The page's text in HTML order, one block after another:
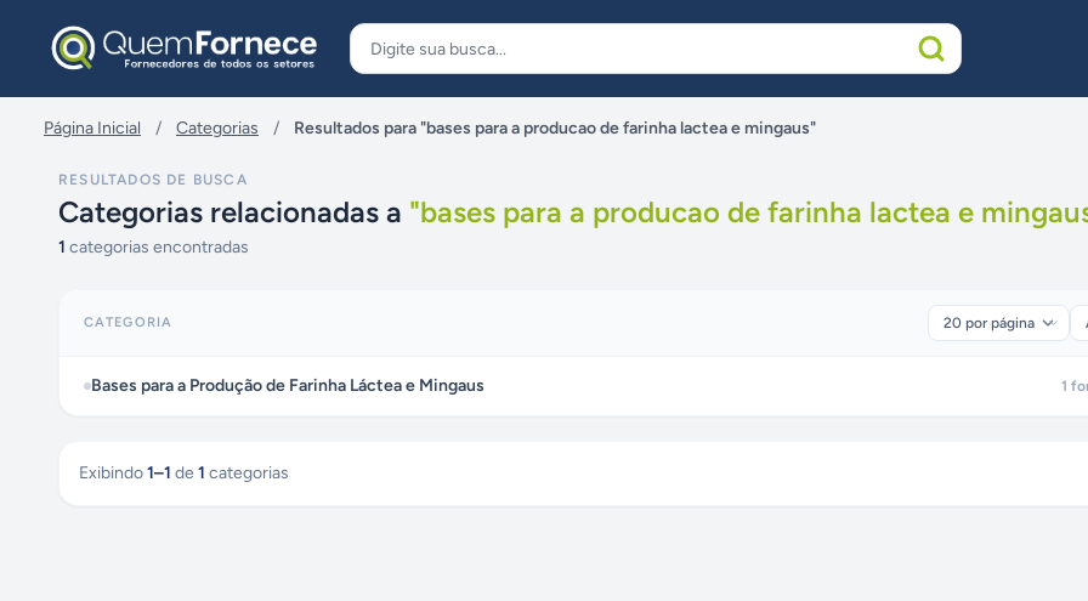
Página Inicial / Categorias / Resultados para "bases para a producao de farinha lactea e mingaus"
RESULTADOS DE BUSCA
Categorias relacionadas a "bases para a producao de farinha lactea e
1 categorias encontradas
CATEGORIA
Bases para a Produção de Farinha Láctea e Mingaus 1
Exibindo1–1 de 1 categorias